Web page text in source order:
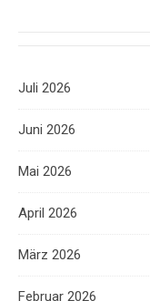
Juli 2026
Juni 2026
Mai 2026
April 2026
März 2026
Februar 2026